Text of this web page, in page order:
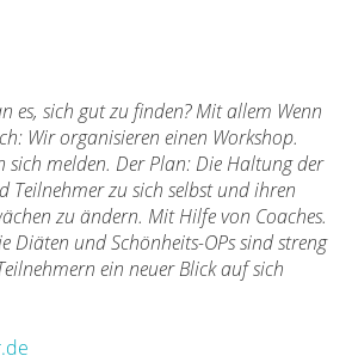
es, sich gut zu finden? Mit allem Wenn
Wir organisieren einen Workshop.
sich melden. Der Plan: Die Haltung der
Teilnehmer zu sich selbst und ihren
zu ändern. Mit Hilfe von Coaches.
Diäten und Schönheits-OPs sind streng
ein neuer Blick auf sich